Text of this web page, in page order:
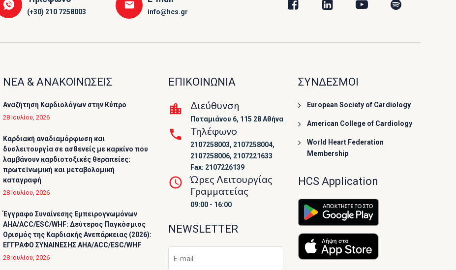
(+30) 210 7258003 info@hcs.gr
ΝΕΑ & ΑΝΑΚΟΙΝΩΣΕΙΣ
Αναζήτηση Καρδιολόγων στην Κύπρο
28 Ιουλίου, 2026
Καρδιακή αναδιαμόρφωση και
δυσλειτουργία σε ασθενείς με καρκίνο που
λαμβάνουν καρδιοτοξικές θεραπείες:
πρωτεϊνωμική και μεταβολομική
καταγραφή
28 Ιουλίου, 2026
Έγγραφο Συναίνεσης Εμπειρογνωμόνων
AHA/ACC/ESC/WHF: Δεύτερος Παγκόσμιος
Ορισμός της Καρδιακής Ανεπάρκειας (2026):
ΕΓΓΡΑΦΟ ΣΥΝΑΙΝΕΣΗΣ AHA/ACC/ESC/WHF
28 Ιουλίου, 2026
ΕΠΙΚΟΙΝΩΝΙΑ
Διεύθυνση
Ποταμιάνου 6, 115 28 Αθήνα
Τηλέφωνο
2107258003, 2107258004,
2107258006, 2107221633
Fax: 2107226139
Ώρες Λειτουργίας
Γραμματείας
09:00 - 16:00
NEWSLETTER
ΣΥΝΔΕΣΜΟΙ
European Society of Cardiology
American College of Cardiology
World Heart Federation
Membership
HCS Application